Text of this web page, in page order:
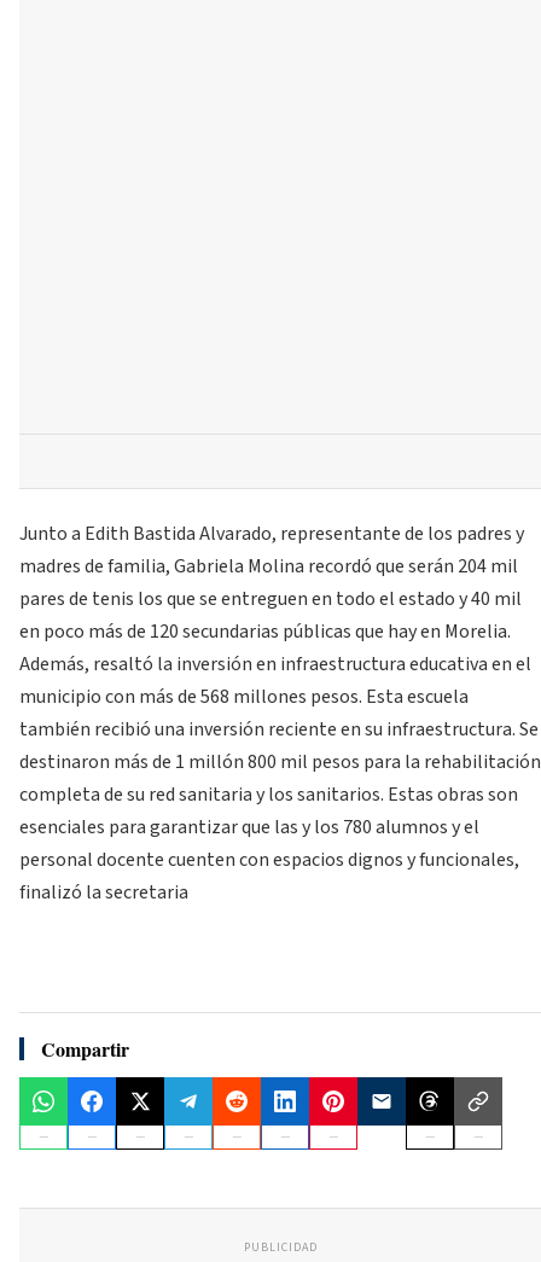
Junto a Edith Bastida Alvarado, representante de los padres y
madres de familia, Gabriela Molina recordó que serán 204 mil
pares de tenis los que se entreguen en todo el estado y 40 mil
en poco más de 120 secundarias públicas que hay en Morelia.
Además, resaltó la inversión en infraestructura educativa en el
municipio con más de 568 millones pesos. Esta escuela
también recibió una inversión reciente en su infraestructura. Se
destinaron más de 1 millón 800 mil pesos para la rehabilitación
completa de su red sanitaria y los sanitarios. Estas obras son
esenciales para garantizar que las y los 780 alumnos y el
personal docente cuenten con espacios dignos y funcionales,
finalizó la secretaria
Compartir
PUBLICIDAD